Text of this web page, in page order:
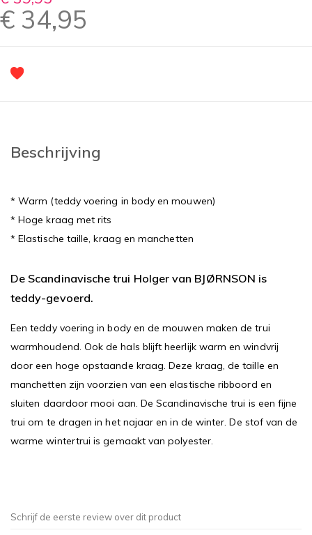
€ 34,95
Beschrijving
* Warm (teddy voering in body en mouwen)
* Hoge kraag met rits
* Elastische taille, kraag en manchetten
De Scandinavische trui Holger van BJØRNSON is
teddy-gevoerd.
Een teddy voering in body en de mouwen maken de trui
warmhoudend. Ook de hals blijft heerlijk warm en windvrij
door een hoge opstaande kraag. Deze kraag, de taille en
manchetten zijn voorzien van een elastische ribboord en
sluiten daardoor mooi aan. De Scandinavische trui is een fijne
trui om te dragen in het najaar en in de winter. De stof van de
warme wintertrui is gemaakt van polyester.
Schrijf de eerste review over dit product